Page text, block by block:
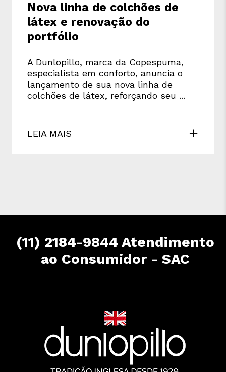
Nova linha de colchões de
látex e renovação do
portfólio
A Dunlopillo, marca da Copespuma,
especialista em conforto, anuncia o
lançamento de sua nova linha de
colchões de látex, reforçando seu ...
LEIA MAIS
(11) 2184-9844 Atendimento
ao Consumidor - SAC